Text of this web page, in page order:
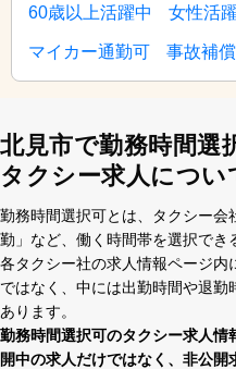
60歳以上活躍中 女性活
マイカー通勤可 事故補
北見市で勤務時間選
タクシー求人につい
勤務時間選択可とは、タクシー会
勤」など、働く時間帯を選択でき
各タクシー社の求⼈情報ページ内
ではなく、中には出勤時間や退
あります。
勤務時間選択可のタクシー求⼈
開中の求⼈だけではなく、⾮公開